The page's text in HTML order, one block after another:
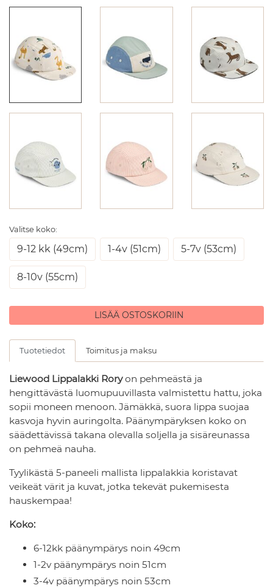
Valitse koko:
9-12 kk (49cm) 1-4v (51cm) 5-7v (53cm)
8-10v (55cm)
LISÄÄ OSTOSKORIIN
Tuotetiedot Toimitus ja maksu
Liewood Lippalakki Roryon pehmeästä ja
hengittävästä luomupuuvillasta valmistettu hattu, joka
sopii moneen menoon. Jämäkkä, suora lippa suojaa
kasvoja hyvin auringolta. Päänympäryksen koko on
säädettävissä takana olevalla soljella ja sisäreunassa
on pehmeä nauha.
Tyylikästä 5-paneeli mallista lippalakkia koristavat
veikeät värit ja kuvat, jotka tekevät pukemisesta
hauskempaa!
Koko:
6-12kk päänympärys noin 49cm
1-2v päänympärys noin 51cm
3-4v päänympärys noin 53cm